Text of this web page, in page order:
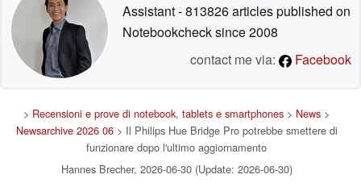
Assistant- 813826 articles published on
Notebookchecksince 2008
contact me via:
Facebook
> Recensioni e prove di notebook, tablets e smartphones > News >
Newsarchive 2026 06> Il Philips Hue Bridge Pro potrebbe smettere di
funzionare dopo l'ultimo aggiornamento
Hannes Brecher, 2026-06-30 (Update: 2026-06-30)